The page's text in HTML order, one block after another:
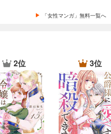
「女性マンガ」無料一覧へ
2位 3位